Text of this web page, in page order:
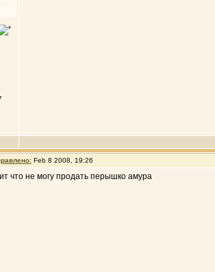
Feb 8 2008, 19:26
что не могу продать перышко амура